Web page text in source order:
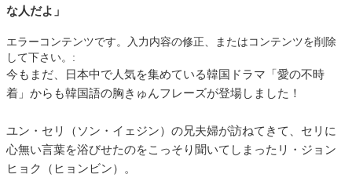
な人だよ」
エラーコンテンツです。入力内容の修正、またはコンテンツを削除
して下さい。:
今もまだ、日本中で人気を集めている韓国ドラマ「愛の不時
着」からも韓国語の胸きゅんフレーズが登場しました！
ユン・セリ（ソン・イェジン）の兄夫婦が訪ねてきて、セリに
心無い言葉を浴びせたのをこっそり聞いてしまったリ・ジョン
ヒョク（ヒョンビン）。